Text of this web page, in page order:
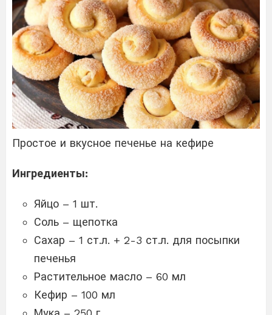
Простое и вкусное печенье на кефире
Ингредиенты:
Яйцо – 1 шт.
Соль – щепотка
Сахар – 1 ст.л. + 2-3 ст.л. для посыпки
печенья
Растительное масло – 60 мл
Кефир – 100 мл